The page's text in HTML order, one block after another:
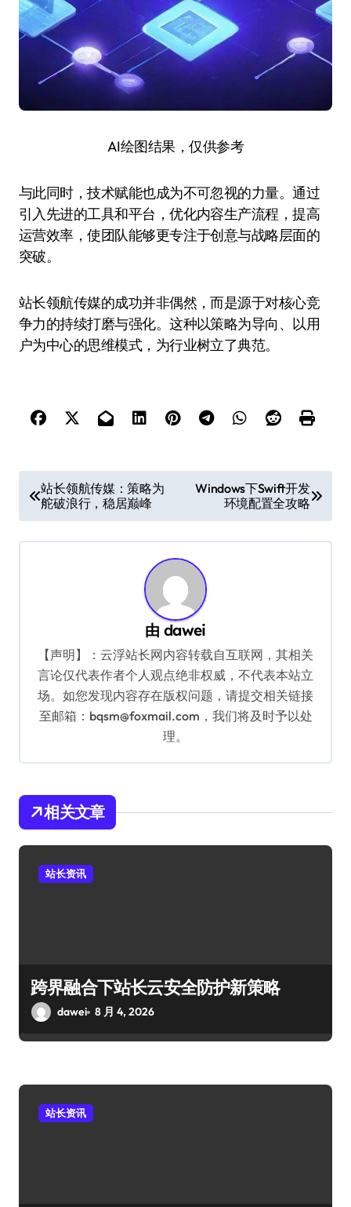
AI绘图结果，仅供参考
与此同时，技术赋能也成为不可忽视的力量。通过
引入先进的工具和平台，优化内容生产流程，提高
运营效率，使团队能够更专注于创意与战略层面的
突破。
站长领航传媒的成功并非偶然，而是源于对核心竞
争力的持续打磨与强化。这种以策略为导向、以用
户为中心的思维模式，为行业树立了典范。
章
导
站长领航传媒：策略为
舵破浪行，稳居巅峰
Windows下Swift开发
环境配置全攻略
由dawei
【声明】：云浮站长网内容转载自互联网，其相关
言论仅代表作者个人观点绝非权威，不代表本站立
场。如您发现内容存在版权问题，请提交相关链接
至邮箱：bqsm@foxmail.com，我们将及时予以处
理。
相关文章
站长资讯
跨界融合下站长云安全防护新策略
dawei 8 月 4, 2026
站长资讯